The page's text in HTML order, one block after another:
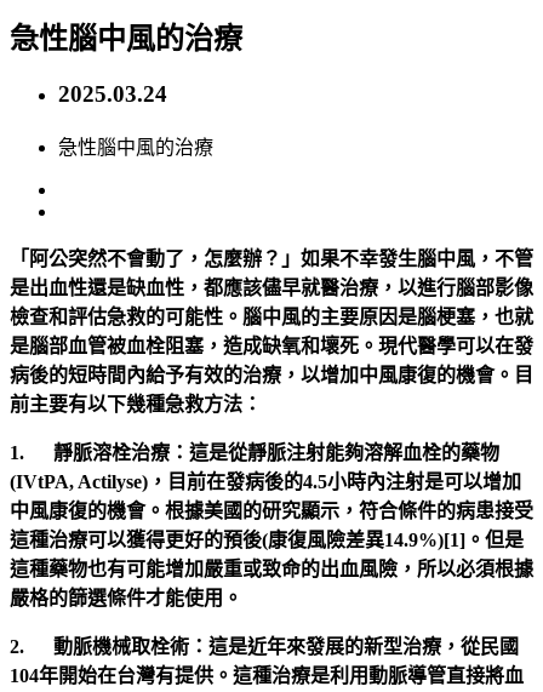
急性腦中風的治療
2025.03.24
急性腦中風的治療
「阿公突然不會動了，怎麼辦？」如果不幸發生腦中風，不管
是出血性還是缺血性，都應該儘早就醫治療，以進行腦部影像
檢查和評估急救的可能性。腦中風的主要原因是腦梗塞，也就
是腦部血管被血栓阻塞，造成缺氧和壞死。現代醫學可以在發
病後的短時間內給予有效的治療，以增加中風康復的機會。目
前主要有以下幾種急救方法：
1. 靜脈溶栓治療：這是從靜脈注射能夠溶解血栓的藥物
(IVtPA, Actilyse)，目前在發病後的4.5小時內注射是可以增加
中風康復的機會。根據美國的研究顯示，符合條件的病患接受
這種治療可以獲得更好的預後(康復風險差異14.9%)[1]。但是
這種藥物也有可能增加嚴重或致命的出血風險，所以必須根據
嚴格的篩選條件才能使用。
2. 動脈機械取栓術：這是近年來發展的新型治療，從民國
104年開始在台灣有提供。這種治療是利用動脈導管直接將血